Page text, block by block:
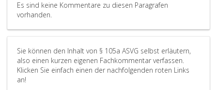
Es sind keine Kommentare zu diesen Paragrafen
vorhanden.
Sie können den Inhalt von § 105a ASVG selbst erläutern,
also einen kurzen eigenen Fachkommentar verfassen.
Klicken Sie einfach einen der nachfolgenden roten Links
an!